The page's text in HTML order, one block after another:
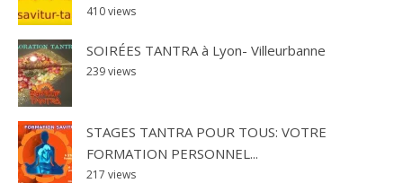
410 views
SOIRÉES TANTRA à Lyon- Villeurbanne
239 views
STAGES TANTRA POUR TOUS: VOTRE
FORMATION PERSONNEL...
217 views